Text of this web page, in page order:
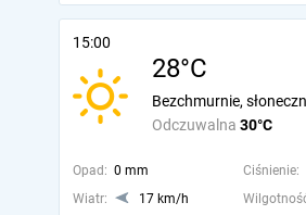
15:00
28°C
Odczuwalna 30°C
Bezchmurnie,
Opad: 0 mm Ciśnienie:
Wiatr:
17 km/h